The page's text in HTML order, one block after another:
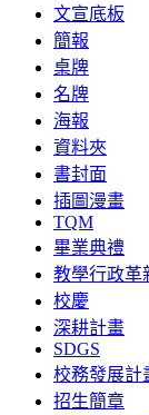
文宣底板
簡報
桌牌
名牌
海報
資料夾
書封面
插圖漫畫
TQM
畢業典禮
教學行政革
校慶
深耕計畫
SDGS
校務發展計
招生簡章